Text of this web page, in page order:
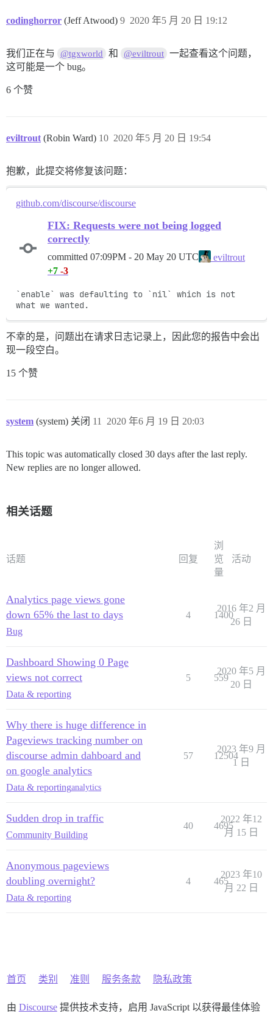
codinghorror (Jeff Atwood) 2020 年5 月 20 日 19:12
9
我们正在与 @tgxworld 和 @eviltrout 一起查看这个问题，
这可能是一个 bug。
6 个赞
eviltrout (Robin Ward) 2020 年5 月 20 日 19:54
10
抱歉，此提交将修复该问题：
github.com/discourse/discourse
FIX: Requests were not being logged
correctly
committed 07:09PM - 20 May 20 UTC
eviltrout
+7 -3
`enable` was defaulting to `nil` which is not
what we wanted.
不幸的是，问题出在请求日志记录上，因此您的报告中会出
现一段空白。
15 个赞
system (system) 关闭 2020 年6 月 19 日 20:03
11
This topic was automatically closed 30 days after the last reply.
New replies are no longer allowed.
相关话题
话题 回复
浏
览
量
活动
Analytics page views gone
down 65% the last to days
Bug
4 1400
2016 年2 月
26 日
Dashboard Showing 0 Page
views not correct
Data & reporting
5 559
2020 年5 月
20 日
Why there is huge difference in
Pageviews tracking number on
discourse admin dahboard and
on google analytics
Data & reportinganalytics
57 12504
2023 年9 月
1 日
Sudden drop in traffic
Community Building
40 4695
2022 年12
月 15 日
Anonymous pageviews
doubling overnight?
Data & reporting
4 465
2023 年10
月 22 日
首页 类别 准则 服务条款 隐私政策
由 Discourse提供技术支持，启用 JavaScript 以获得最佳体验